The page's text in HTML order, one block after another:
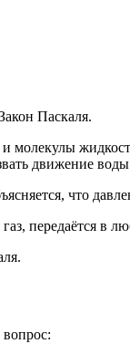
Паскаля.
молекулы
движение
что
передаётся в